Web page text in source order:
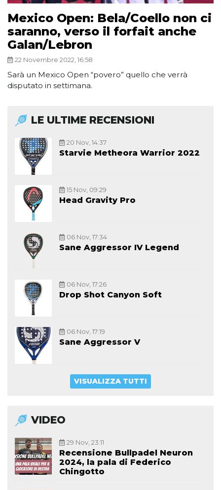
Mexico Open: Bela/Coello non ci
saranno, verso il forfait anche
Galan/Lebron
22 Novembre 2022, 16:58
Sarà un Mexico Open “povero” quello che verrà
disputato in settimana.
LE ULTIME RECENSIONI
20 Nov, 14:37
Starvie Metheora Warrior 2022
15 Nov, 09:29
Head Gravity Pro
06 Nov, 17:34
Sane Aggressor IV Legend
06 Nov, 17:26
Drop Shot Canyon Soft
06 Nov, 17:19
Sane Aggressor V
VISUALIZZA TUTTI
VIDEO
29 Nov, 23:11
Recensione Bullpadel Neuron
2024, la pala di Federico
Chingotto